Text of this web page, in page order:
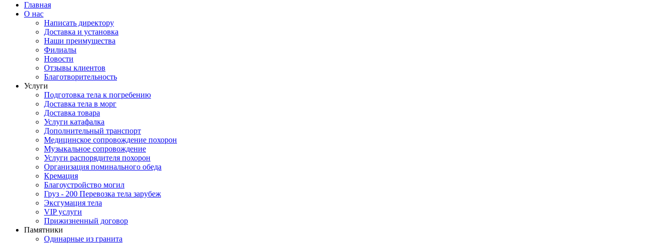
Главная
О нас
Написать директору
Доставка и установка
Наши преимущества
Филиалы
Новости
Отзывы клиентов
Благотворительность
Услуги
Подготовка тела к погребению
Доставка тела в морг
Доставка товара
Услуги катафалка
Дополнительный транспорт
Медицинское сопровождение похорон
Музыкальное сопровождение
Услуги распорядителя похорон
Организация поминального обеда
Кремация
Благоустройство могил
Груз - 200 Перевозка тела зарубеж
Эксгумация тела
VIP услуги
Прижизненный договор
Памятники
Одинарные из гранита